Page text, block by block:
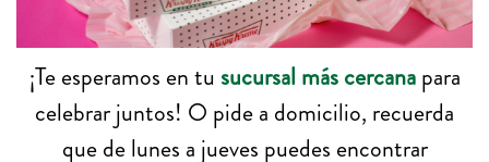
¡Te esperamos en tu sucursal más cercanapara
celebrar juntos! O pide a domicilio, recuerda
que de lunes a jueves puedes encontrar